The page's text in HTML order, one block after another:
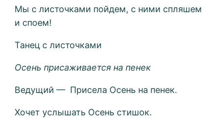
Мы с листочками пойдем, с ними спляшем
и споем!
Танец с листочками
Осень присаживается на пенек
Ведущий — Присела Осень на пенек.
Хочет услышать Осень стишок.